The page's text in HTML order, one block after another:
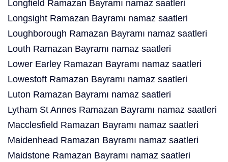
Longfield Ramazan Bayramı namaz saatleri
Longsight Ramazan Bayramı namaz saatleri
Loughborough Ramazan Bayramı namaz saatleri
Louth Ramazan Bayramı namaz saatleri
Lower Earley Ramazan Bayramı namaz saatleri
Lowestoft Ramazan Bayramı namaz saatleri
Luton Ramazan Bayramı namaz saatleri
Lytham St Annes Ramazan Bayramı namaz saatleri
Macclesfield Ramazan Bayramı namaz saatleri
Maidenhead Ramazan Bayramı namaz saatleri
Maidstone Ramazan Bayramı namaz saatleri